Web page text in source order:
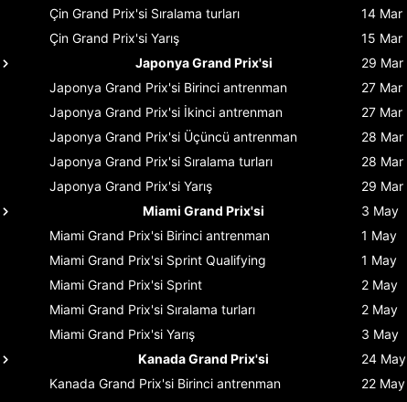
Çin Grand Prix'si Sıralama turları 14 Mar
Çin Grand Prix'si Yarış 15 Mar
Japonya Grand Prix'si
29 Mar
Japonya Grand Prix'si Birinci antrenman 27 Mar
Japonya Grand Prix'si İkinci antrenman 27 Mar
Japonya Grand Prix'si Üçüncü antrenman 28 Mar
Japonya Grand Prix'si Sıralama turları 28 Mar
Japonya Grand Prix'si Yarış 29 Mar
Miami Grand Prix'si
3 May
Miami Grand Prix'si Birinci antrenman 1 May
Miami Grand Prix'si Sprint Qualifying 1 May
Miami Grand Prix'si Sprint 2 May
Miami Grand Prix'si Sıralama turları 2 May
Miami Grand Prix'si Yarış 3 May
Kanada Grand Prix'si
24 May
Kanada Grand Prix'si Birinci antrenman 22 May